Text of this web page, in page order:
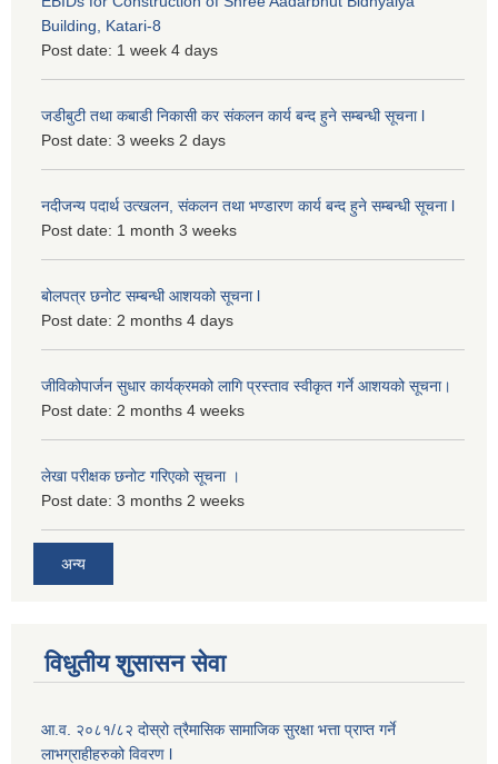
Building, Katari-8
Post date: 1 week 4 days
जडीबुटी तथा कबाडी निकासी कर संकलन कार्य बन्द हुने सम्बन्धी सूचना l
Post date: 3 weeks 2 days
नदीजन्य पदार्थ उत्खलन, संकलन तथा भण्डारण कार्य बन्द हुने सम्बन्धी सूचना l
Post date: 1 month 3 weeks
बोलपत्र छनोट सम्बन्धी आशयको सूचना l
Post date: 2 months 4 days
जीविकोपार्जन सुधार कार्यक्रमको लागि प्रस्ताव स्वीकृत गर्ने आशयको सूचना।
Post date: 2 months 4 weeks
लेखा परीक्षक छनोट गरिएको सूचना ।
Post date: 3 months 2 weeks
अन्य
विधुतीय शुसासन सेवा
आ.व. २०८१/८२ दोस्रो त्रैमासिक सामाजिक सुरक्षा भत्ता प्राप्त गर्ने
लाभग्राहीहरुको विवरण l